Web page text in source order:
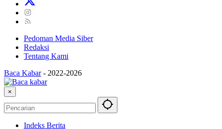
Pedoman Media Siber
Redaksi
Tentang Kami
Baca Kabar - 2022-2026
×
Indeks Berita